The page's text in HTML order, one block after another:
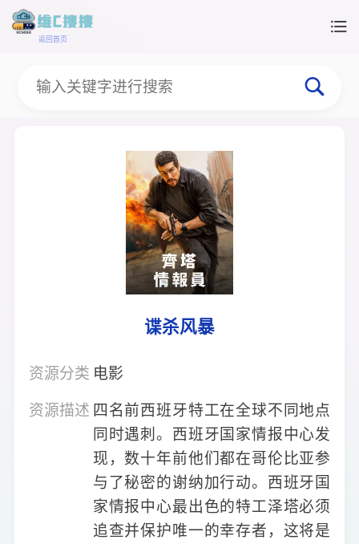
返回首页
谍杀风暴
资源分类 电影
资源描述 四名前西班牙特工在全球不同地点
同时遇刺。西班牙国家情报中心发
现，数十年前他们都在哥伦比亚参
与了秘密的谢纳加行动。西班牙国
家情报中心最出色的特工泽塔必须
追查并保护唯一的幸存者，这将是